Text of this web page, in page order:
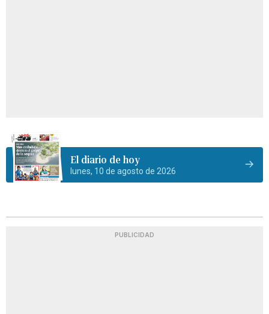
El diario de hoy
lunes, 10 de agosto de 2026
PUBLICIDAD